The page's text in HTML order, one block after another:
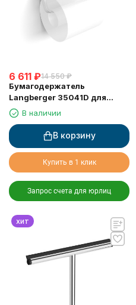
6 611 ₽14 550 ₽
Бумагодержатель
Langberger 35041D для
туалетной бумаги с
прорезиненной полкой хром
В наличии
В корзину
Купить в 1 клик
Запрос счета для юрлиц
хит